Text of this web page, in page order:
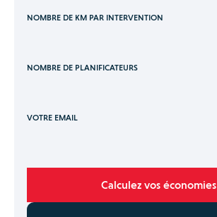
NOMBRE DE KM PAR INTERVENTION
NOMBRE DE PLANIFICATEURS
VOTRE EMAIL
Calculez vos économies